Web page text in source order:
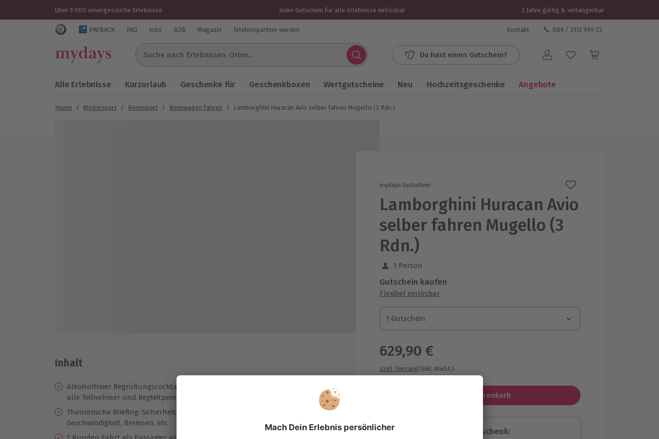
Über 9.000 unvergessliche Erlebnisse Jeder Gutschein für alle Erlebnisse einlösbar 3 Jahre gültig & verlängerbar
Trustedshops Bewertungen für mydays.de
PAYBACK FAQ Jobs B2B Magazin Erlebnispartner werden Kontakt 089 / 2112 999 33
Suche nach Erlebnissen...
Du hast einen Gutschein? Benutzerkonto
Alle Erlebnisse Kurzurlaub Geschenke für Geschenkboxen Wertgutscheine Neu Hochzeitsgeschenke Angebote
Home / Motorsport / Rennsport / Rennwagen fahren / Lamborghini Huracan Avio selber fahren Mugello (3 Rdn.)
mydays Gutschein
Lamborghini Huracan Avio
selber fahren Mugello (3
Rdn.)
1 Person
Gutschein kaufen
Flexibel einlösbar
1 Gutschein
1 Gutschein
1 Gutschein
629,90 €
zzgl. Versand (inkl. MwSt.)
In den Warenkorb
Immer das passende Geschenk:
Inhalt
Alkoholfreier Begrüßungscocktail für
alle Teilnehmer und Begleitpersonen
Theoretische Briefing: Sicherheit,
Geschwindigkeit, Bremsen, etc.
eines Lamborghini Huracan Avio
Erinnerungs-Videos